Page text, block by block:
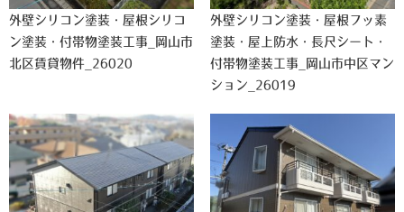
外壁シリコン塗装・屋根シリコ
ン塗装・付帯物塗装工事_岡山市
北区賃貸物件_26020
外壁シリコン塗装・屋根フッ素
塗装・屋上防水・長尺シート・
付帯物塗装工事_岡山市中区マン
ション_26019